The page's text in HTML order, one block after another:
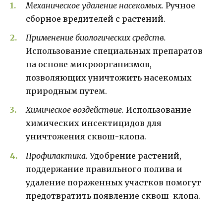
Механическое удаление насекомых. Ручное
сборное вредителей с растений.
Применение биологических средств.
Использование специальных препаратов
на основе микроорганизмов,
позволяющих уничтожить насекомых
природным путем.
Химическое воздействие. Использование
химических инсектицидов для
уничтожения сквош-клопа.
Профилактика. Удобрение растений,
поддержание правильного полива и
удаление пораженных участков помогут
предотвратить появление сквош-клопа.